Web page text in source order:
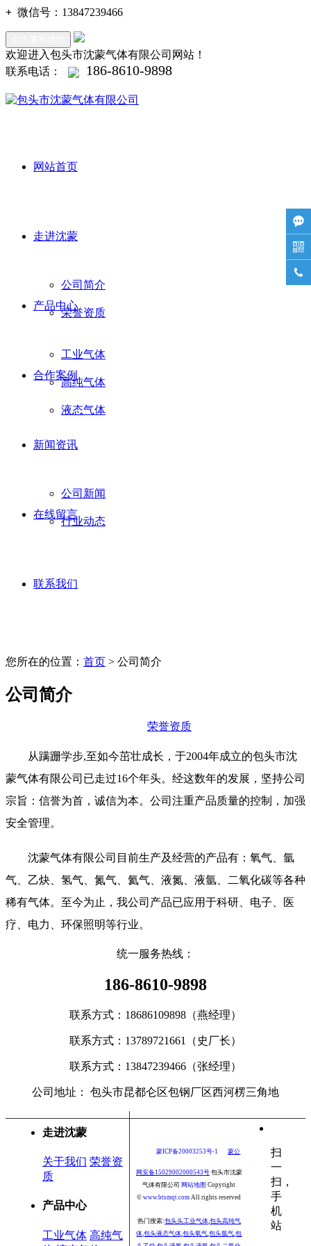
+ 微信号： 13847239466
欢迎进入包头市沈蒙气体有限公司网站！
联系电话：
186-8610-9898
网站首页
走进沈蒙
公司简介
荣誉资质
产品中心
工业气体
高纯气体
液态气体
合作案例
新闻资讯
公司新闻
行业动态
在线留言
联系我们
您所在的位置： 首页 > 公司简介
公司简介
荣誉资质
从蹒跚学步,至如今茁壮成长，于2004年成立的包头市沈
蒙气体有限公司已走过16个年头。经这数年的发展，坚持公司
宗旨：信誉为首，诚信为本。公司注重产品质量的控制，加强
安全管理。
沈蒙气体有限公司目前生产及经营的产品有：氧气、氩
气、乙炔、氢气、氮气、氦气、液氮、液氩、二氧化碳等各种
稀有气体。至今为止，我公司产品已应用于科研、电子、医
疗、电力、环保照明等行业。
统一服务热线：
186-8610-9898
联系方式：18686109898（燕经理）
联系方式： 13789721661（史厂长）
联系方式： 13847239466（张经理）
公司地址： 包头市昆都仑区包钢厂区西河楞三角地
走进沈蒙
关于我们 荣誉资
质
产品中心
工业气体 高纯气
扫
一
扫，
手
机
站
蒙ICP备20003253号-1 蒙公
网安备15029002000543号包头市沈蒙
气体有限公司 网站地图 Copyright
©www.btsmqt.com All rights reserved
热门搜索:包头头工业气体, 包头高纯气
体 ,包头液态气体 ,包头氧气 ,包头氩气 ,包


